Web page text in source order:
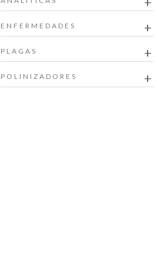
ENFERMEDADES
PLAGAS
POLINIZADORES